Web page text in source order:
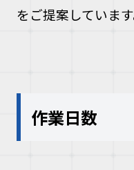
をご提案しています
作業日数